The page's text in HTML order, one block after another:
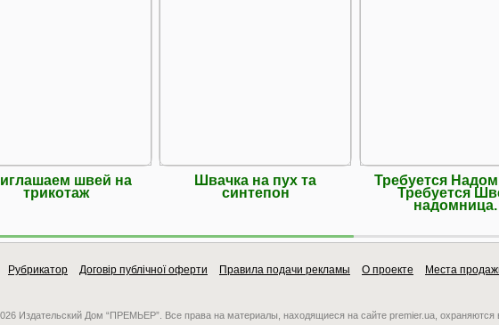
швей на
трикотаж
Швачка на пух та
синтепон
Требуется
Требуется
надомница.
Рубрикатор Договір публічної оферти Правила подачи рекламы О проекте Места
Издательский Дом “ПРЕМЬЕР”. Все права на материалы, находящиеся на сайте premier.ua, охраняются